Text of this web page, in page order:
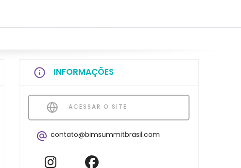
INFORMAÇÕES
ACESSAR O SITE
contato@bimsummitbrasil.com